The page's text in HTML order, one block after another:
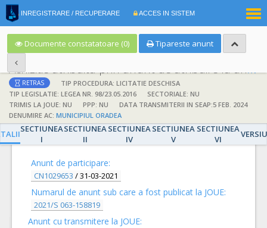
INREGISTRARE / RECUPERARE ACCES IN SISTEM
Documente constatatoare (0) Tipareste anunt
Achizitie atribuita prin anunt de atribuire la anunt de participare
RETRAS
TIP PROCEDURA: LICITATIE DESCHISA
TIP LEGISLATIE: LEGEA NR. 98/23.05.2016
SECTORIALE: NU
TRIMIS LA JOUE: NU
PPP: NU
DATA TRANSMITERII IN SEAP:5 FEB. 2024
DENUMIRE AC: MUNICIPIUL ORADEA
SECTIUNEA
I
SECTIUNEA
II
SECTIUNEA
IV
SECTIUNEA
V
SECTIUNEA
VI
DETALII
Anunt de participare:
CN1029653 /31-03-2021
Numarul de anunt sub care a fost publicat la JOUE:
2021/S 063-158819
Anunt cu transmitere la JOUE: